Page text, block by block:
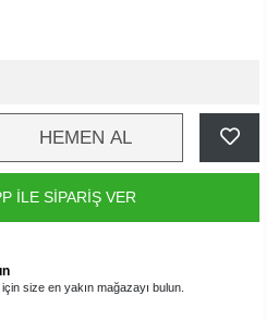
HEMEN AL
İLE SİPARİŞ VER
size en yakın mağazayı bulun.